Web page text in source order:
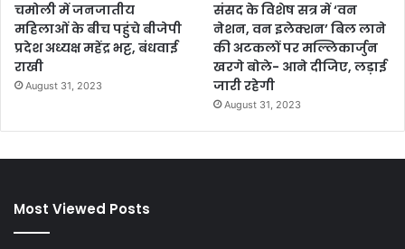
चमोली में जनजातीय
महिलाओं के बीच पहुंचे बीजेपी
प्रदेश अध्यक्ष महेंद्र भट्ट, बंधवाई
राखी
August 31, 2023
संसद के विशेष सत्र में ‘वन
नेशन, वन इलेक्शन’ बिल लाने
की अटकलों पर मल्लिकार्जुन
खरगे बोले- आने दीजिए, लड़ाई
जारी रहेगी
August 31, 2023
Most Viewed Posts